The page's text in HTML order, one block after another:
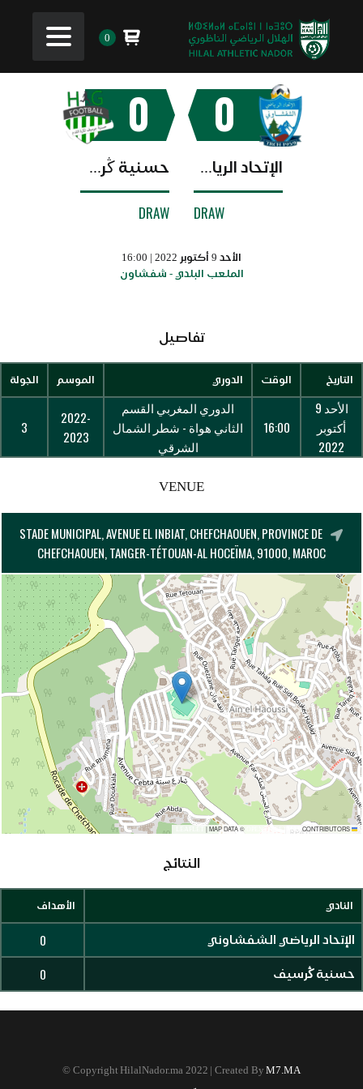
0
0
الإتحاد الرياضي الشفشاوني
DRAW
0
حسنية ڭرسيف
DRAW
الأحد 9 أكتوبر 2022 | 16:00
الملعب البلدي - شفشاون
تفاصيل
التاريخ الوقت الدوري الموسم الجولة
الأحد 9
أكتوبر
2022
16:00
الدوري المغربي القسم
الثاني هواة - شطر الشمال
الشرقي
2022-
2023
3
VENUE
STADE MUNICIPAL, AVENUE EL INBIAT, CHEFCHAOUEN, PROVINCE DE
CHEFCHAOUEN, TANGER-TÉTOUAN-AL HOCEÏMA, 91000, MAROC
LEAFLET
|MAP DATA © OPENSTREETMAP CONTRIBUTORS
النتائج
النادي الأهداف
الإتحاد الرياضي الشفشاوني 0
حسنية ڭرسيف 0
Copyright HilalNador.ma 2022 | Created ByM7.MA
©